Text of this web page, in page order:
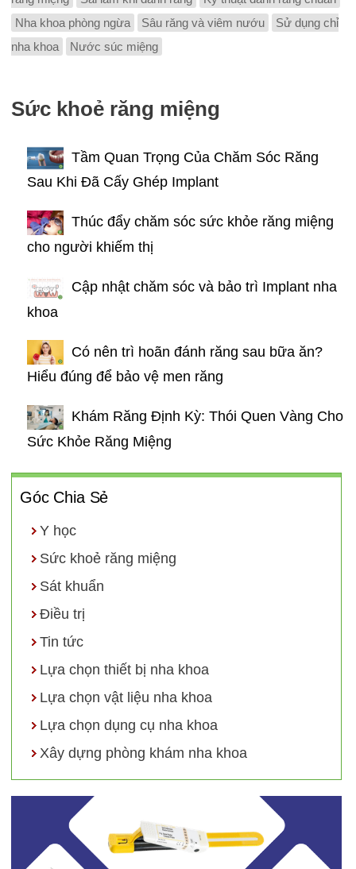
Nha khoa phòng ngừa
Sâu răng và viêm nướu
Sử dụng chỉ
nha khoa
Nước súc miệng
Sức khoẻ răng miệng
Tầm Quan Trọng Của Chăm Sóc Răng
Sau Khi Đã Cấy Ghép Implant
Thúc đẩy chăm sóc sức khỏe răng miệng
cho người khiếm thị
Cập nhật chăm sóc và bảo trì Implant nha
khoa
Có nên trì hoãn đánh răng sau bữa ăn?
Hiểu đúng để bảo vệ men răng
Khám Răng Định Kỳ: Thói Quen Vàng Cho
Sức Khỏe Răng Miệng
Góc Chia Sẻ
Y học
Sức khoẻ răng miệng
Sát khuẩn
Điều trị
Tin tức
Lựa chọn thiết bị nha khoa
Lựa chọn vật liệu nha khoa
Lựa chọn dụng cụ nha khoa
Xây dựng phòng khám nha khoa